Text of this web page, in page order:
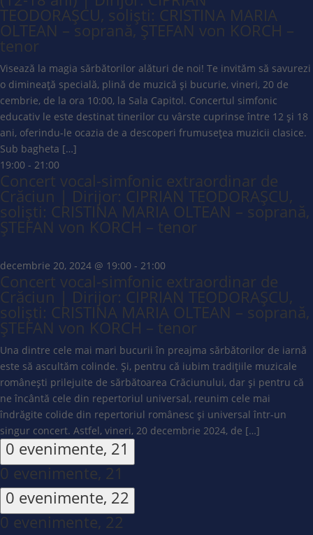
TEODORAȘCU, soliști: CRISTINA MARIA
OLTEAN – soprană, ȘTEFAN von KORCH –
tenor
Visează la magia sărbătorilor alături de noi! Te invităm să savurezi
o dimineață specială, plină de muzică și bucurie, vineri, 20 de
cembrie, de la ora 10:00, la Sala Capitol. Concertul simfonic
educativ le este destinat tinerilor cu vârste cuprinse între 12 și 18
ani, oferindu-le ocazia de a descoperi frumusețea muzicii clasice.
Sub bagheta […]
19:00 - 21:00
Concert vocal-simfonic extraordinar de
Crăciun | Dirijor: CIPRIAN TEODORAȘCU,
soliști: CRISTINA MARIA OLTEAN – soprană,
ȘTEFAN von KORCH – tenor
decembrie 20, 2024 @ 19:00 - 21:00
Concert vocal-simfonic extraordinar de
Crăciun | Dirijor: CIPRIAN TEODORAȘCU,
soliști: CRISTINA MARIA OLTEAN – soprană,
ȘTEFAN von KORCH – tenor
Una dintre cele mai mari bucurii în preajma sărbătorilor de iarnă
este să ascultăm colinde. Și, pentru că iubim tradițiile muzicale
românești prilejuite de sărbătoarea Crăciunului, dar și pentru că
ne încântă cele din repertoriul universal, reunim cele mai
îndrăgite colide din repertoriul românesc și universal într-un
singur concert. Astfel, vineri, 20 decembrie 2024, de […]
0 evenimente, 21
0 evenimente, 21
0 evenimente, 22
0 evenimente, 22